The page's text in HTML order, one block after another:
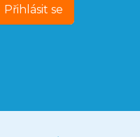
Přihlásit se